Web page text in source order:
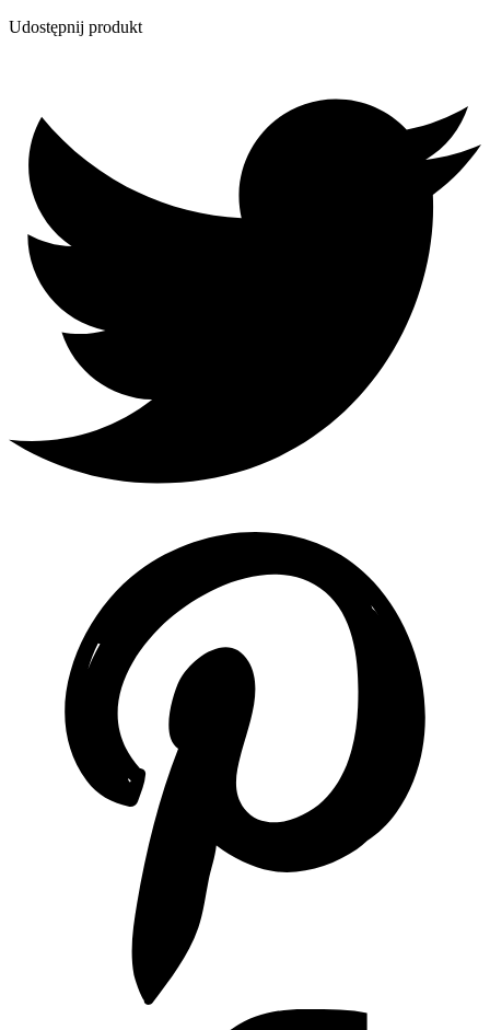
Udostępnij produkt